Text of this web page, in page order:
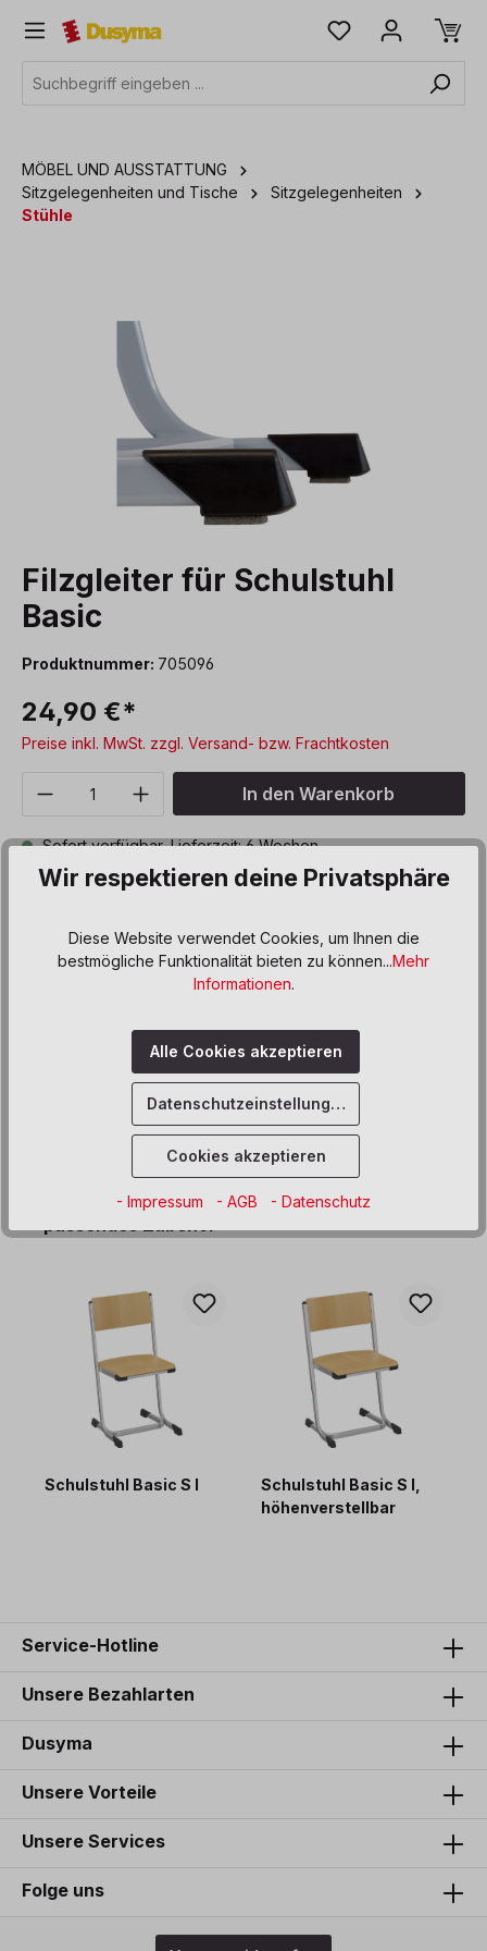
springen
MÖBEL UND AUSSTATTUNG
Sitzgelegenheiten und Tische
Sitzgelegenheiten
Stühle
Filzgleiter für Schulstuhl
Basic
Produktnummer: 705096
24,90 €*
Preise inkl. MwSt. zzgl. Versand- bzw. Frachtkosten
Produkt Anzahl: Gib denIn den Warenkorb
Sofort verfügbar, Lieferzeit: 6 Wochen
Zum Merkzettel hinzufügen
Beschreibung
Informationen und Hinweise
passendes Zubehör
Schulstuhl Basic S I
Schulstuhl Basic S I,
höhenverstellbar
Service-Hotline
Unsere Bezahlarten
Dusyma
Unsere Vorteile
Unsere Services
Folge uns
Wir respektieren deine Privatsphäre
Diese Website verwendet Cookies, um Ihnen die
bestmögliche Funktionalität bieten zu können...Mehr
Informationen.
Alle Cookies akzeptieren
Datenschutzeinstellungen
Cookies akzeptieren
- Impressum - AGB - Datenschutz